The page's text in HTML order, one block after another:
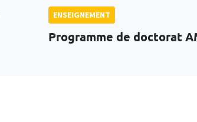
ENSEIGNEMENT
Programme de doctorat